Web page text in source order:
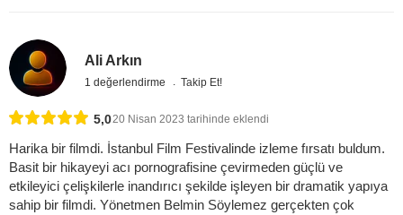
Ali Arkın
1 değerlendirme Takip Et!
5,020 Nisan 2023 tarihinde eklendi
Harika bir filmdi. İstanbul Film Festivalinde izleme fırsatı buldum.
Basit bir hikayeyi acı pornografisine çevirmeden güçlü ve
etkileyici çelişkilerle inandırıcı şekilde işleyen bir dramatik yapıya
sahip bir filmdi. Yönetmen Belmin Söylemez gerçekten çok